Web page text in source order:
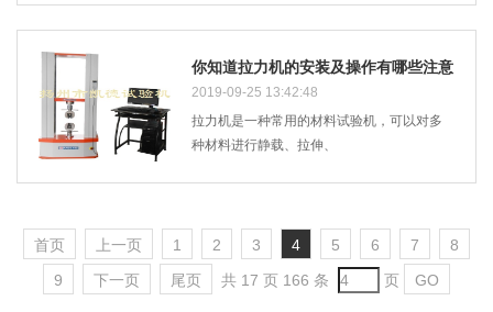
你知道拉力机的安装及操作有哪些注意
事项吗
2019-09-25 13:42:48
拉力机是一种常用的材料试验机，可以对多
种材料进行静载、拉伸、
首页 上一页 1 2 3 4 5 6 7
8
9
下一页 尾页 共 17 页 166 条 页 GO